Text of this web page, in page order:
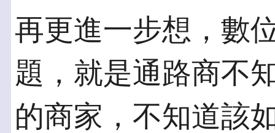
再更進一步想，數
題，就是通路商不
的商家，不知道該